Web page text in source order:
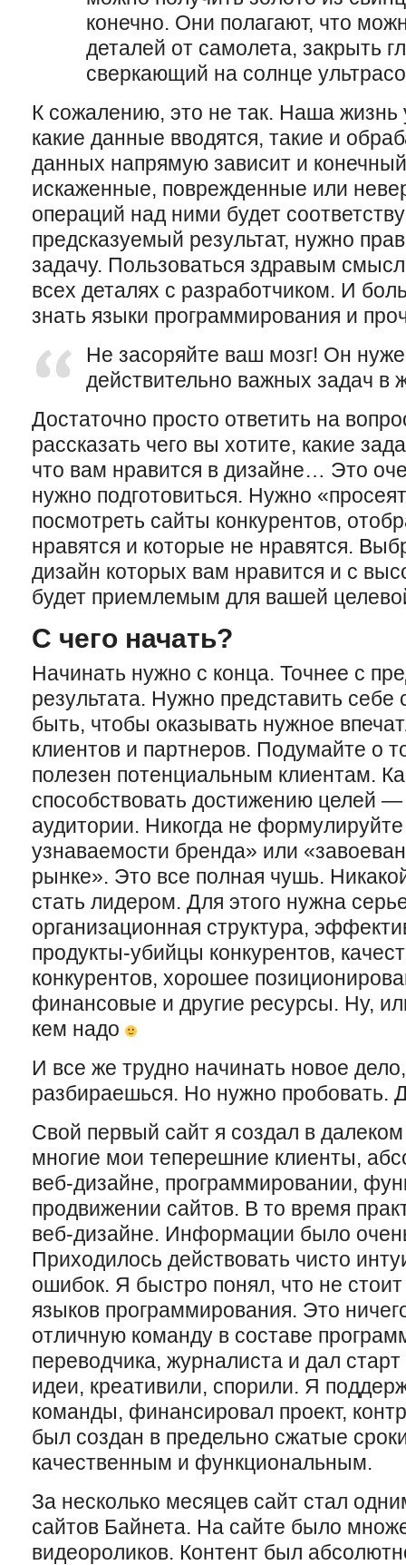
конечно. Они полагают, что
деталей от самолета, закрыть
сверкающий на солнце
К сожалению, это не так. Наша жизнь
какие данные вводятся, такие и
данных напрямую зависит и
искаженные, поврежденные или
операций над ними будет
предсказуемый результат, нужно
задачу. Пользоваться здравым
всех деталях с разработчиком. И
знать языки программирования и
Не засоряйте ваш мозг! Он
действительно важных задач в
Достаточно просто ответить на
рассказать чего вы хотите, какие
что вам нравится в дизайне… Это
нужно подготовиться. Нужно
посмотреть сайты конкурентов,
нравятся и которые не нравятся.
дизайн которых вам нравится и с
будет приемлемым для вашей
С чего начать?
Начинать нужно с конца. Точнее с
результата. Нужно представить себе
быть, чтобы оказывать нужное
клиентов и партнеров. Подумайте о
полезен потенциальным клиентам.
способствовать достижению целей
аудитории. Никогда не
узнаваемости бренда» или
рынке». Это все полная чушь.
стать лидером. Для этого нужна
организационная структура,
продукты-убийцы конкурентов,
конкурентов, хорошее
финансовые и другие ресурсы. Ну,
кем надо
И все же трудно начинать новое
разбираешься. Но нужно пробовать.
Свой первый сайт я создал в далеком
многие мои теперешние клиенты,
веб-дизайне, программировании,
продвижении сайтов. В то время
веб-дизайне. Информации было
Приходилось действовать чисто
ошибок. Я быстро понял, что не
языков программирования. Это
отличную команду в составе
переводчика, журналиста и дал
идеи, креативили, спорили. Я
команды, финансировал проект,
был создан в предельно сжатые
качественным и функциональным.
За несколько месяцев сайт стал
сайтов Байнета. На сайте было
видеороликов. Контент был